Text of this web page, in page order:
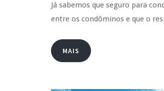
Já sabemos que seguro para
entre os condôminos e que o
MAIS